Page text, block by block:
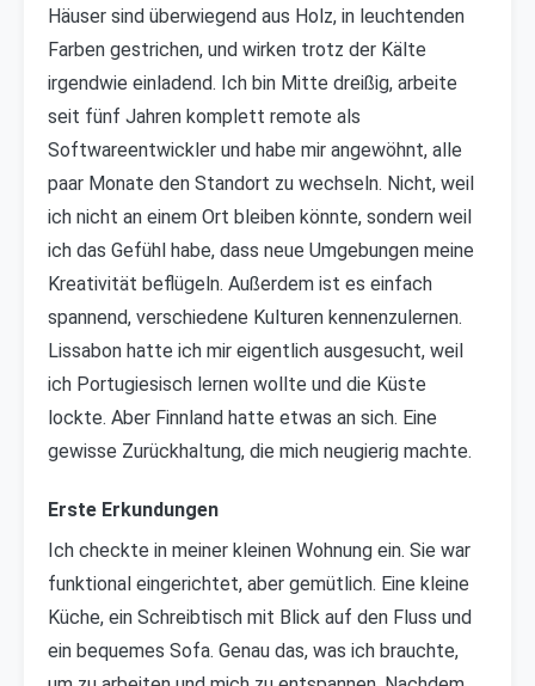
Häuser sind überwiegend aus Holz, in leuchtenden
Farben gestrichen, und wirken trotz der Kälte
irgendwie einladend. Ich bin Mitte dreißig, arbeite
seit fünf Jahren komplett remote als
Softwareentwickler und habe mir angewöhnt, alle
paar Monate den Standort zu wechseln. Nicht, weil
ich nicht an einem Ort bleiben könnte, sondern weil
ich das Gefühl habe, dass neue Umgebungen meine
Kreativität beflügeln. Außerdem ist es einfach
spannend, verschiedene Kulturen kennenzulernen.
Lissabon hatte ich mir eigentlich ausgesucht, weil
ich Portugiesisch lernen wollte und die Küste
lockte. Aber Finnland hatte etwas an sich. Eine
gewisse Zurückhaltung, die mich neugierig machte.
Erste Erkundungen
Ich checkte in meiner kleinen Wohnung ein. Sie war
funktional eingerichtet, aber gemütlich. Eine kleine
Küche, ein Schreibtisch mit Blick auf den Fluss und
ein bequemes Sofa. Genau das, was ich brauchte,